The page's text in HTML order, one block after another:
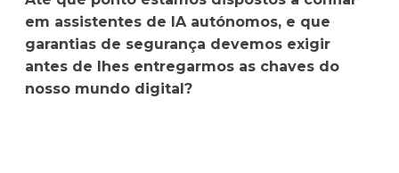
em assistentes de IA autónomos, e que
garantias de segurança devemos exigir
antes de lhes entregarmos as chaves do
nosso mundo digital?